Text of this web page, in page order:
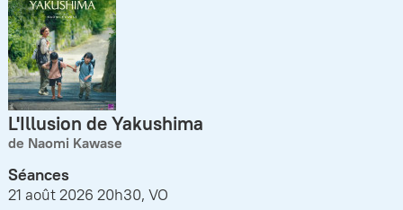
L'Illusion de Yakushima
de Naomi Kawase
Séances
21 août 2026 20h30, VO